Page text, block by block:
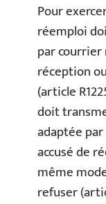
Pour
réemploi
par courrier
réception
(article
doit
adaptée
accusé de
même
refuser